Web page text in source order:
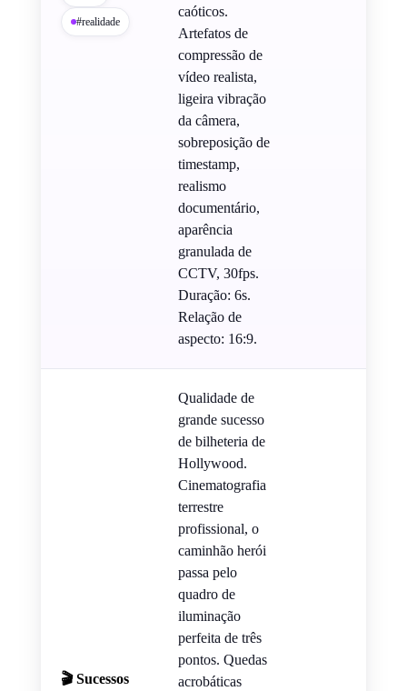
#realidade
caóticos.
Artefatos de
compressão de
vídeo realista,
ligeira vibração
da câmera,
sobreposição de
timestamp,
realismo
documentário,
aparência
granulada de
CCTV, 30fps.
Duração: 6s.
Relação de
aspecto: 16:9.
🎬 Sucessos
Qualidade de
grande sucesso
de bilheteria de
Hollywood.
Cinematografia
terrestre
profissional, o
caminhão herói
passa pelo
quadro de
iluminação
perfeita de três
pontos. Quedas
acrobáticas